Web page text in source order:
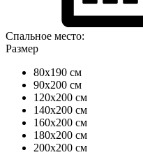
Спальное место:
Размер
80x190 см
90x200 см
120x200 см
140x200 см
160x200 см
180x200 см
200x200 см